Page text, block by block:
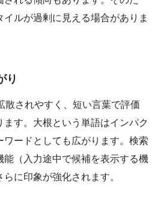
ルが過剰に見える場合がありま
り
散されやすく、短い言葉で評価
す。大根という単語はインパク
ワードとしても広がります。検索
能（入力途中で候補を表示する機
に印象が強化されます。